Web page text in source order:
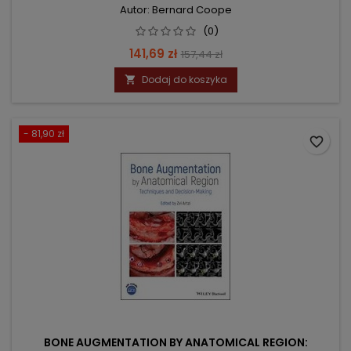
Autor: Bernard Coope
(0)
Cena
141,69 zł Cena
podstawowa
157,44 zł
 Dodaj do koszyka
- 81,90 zł
BONE AUGMENTATION BY ANATOMICAL REGION:
favorite_border